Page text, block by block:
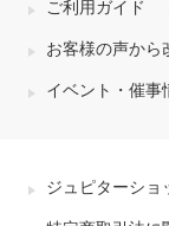
ご利用ガイド
お客様の声から
イベント・催事
ジュピターショ